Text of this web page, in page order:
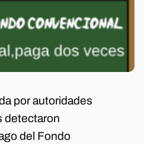
por autoridades
detectaron
del Fondo